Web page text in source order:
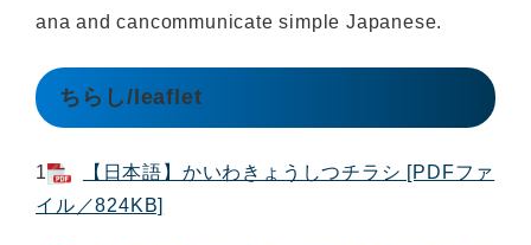
ana and cancommunicate simple Japanese.
ちらし/leaflet
1
【日本語】かいわきょうしつチラシ [PDFファ
イル／824KB]